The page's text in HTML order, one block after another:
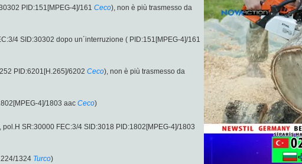
PID:151[MPEG-4]/161 Ceco), non è più trasmesso da
4 SID:30302 dopo un´interruzione ( PID:151[MPEG-4]/161
PID:6201[H.265]/6202 Ceco), non è più trasmesso da
4]/1803 aac Ceco)
SR:30000 FEC:3/4 SID:3018 PID:1802[MPEG-4]/1803
1324 Turco)